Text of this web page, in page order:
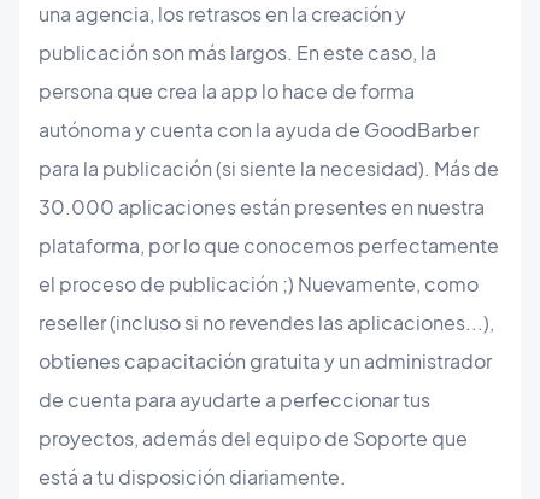
una agencia, los retrasos en la creación y
publicación son más largos. En este caso, la
persona que crea la app lo hace de forma
autónoma y cuenta con la ayuda de GoodBarber
para la publicación (si siente la necesidad). Más de
30.000 aplicaciones están presentes en nuestra
plataforma, por lo que conocemos perfectamente
el proceso de publicación ;) Nuevamente, como
reseller (incluso si no revendes las aplicaciones...),
obtienes capacitación gratuita y un administrador
de cuenta para ayudarte a perfeccionar tus
proyectos, además del equipo de Soporte que
está a tu disposición diariamente.